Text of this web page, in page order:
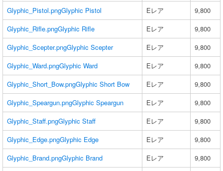
Glyphic_Pistol.pngGlyphic Pistol Eレア
9,800
Glyphic_Rifle.pngGlyphic Rifle Eレア
9,800
Glyphic_Scepter.pngGlyphic Scepter Eレア
9,800
Glyphic_Ward.pngGlyphic Ward Eレア
9,800
Glyphic_Short_Bow.pngGlyphic Short Bow Eレア
9,800
Glyphic_Speargun.pngGlyphic Speargun Eレア
9,800
Glyphic_Staff.pngGlyphic Staff Eレア
9,800
Glyphic_Edge.pngGlyphic Edge Eレア
9,800
Glyphic_Brand.pngGlyphic Brand Eレア
9,800